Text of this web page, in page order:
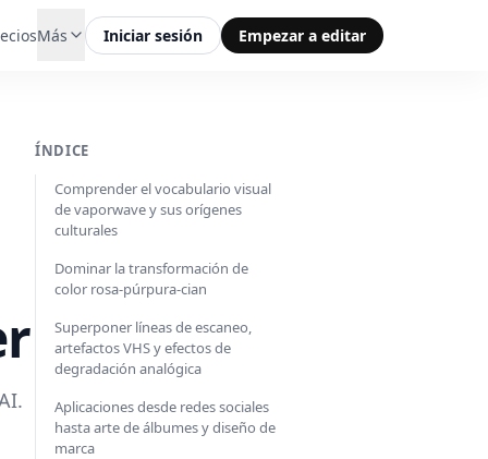
Más Iniciar sesión Empezar a editar
ÍNDICE
Comprender el vocabulario visual
de vaporwave y sus orígenes
culturales
Dominar la transformación de
color rosa-púrpura-cian
Superponer líneas de escaneo,
artefactos VHS y efectos de
degradación analógica
Aplicaciones desde redes sociales
hasta arte de álbumes y diseño de
marca